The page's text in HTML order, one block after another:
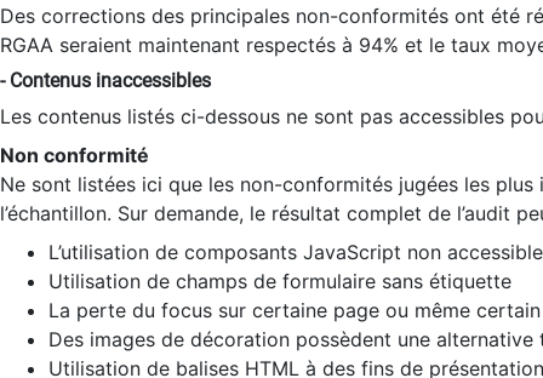
Des corrections des principales non-conformités ont été
RGAA seraient maintenant respectés à 94% et le taux
- Contenus inaccessibles
Les contenus listés ci-dessous ne sont pas accessibles
Non conformité
Ne sont listées ici que les non-conformités jugées les
l’échantillon. Sur demande, le résultat complet de l’audit
L’utilisation de composants JavaScript non
Utilisation de champs de formulaire sans étiquette
La perte du focus sur certaine page ou même
Des images de décoration possèdent une alternative
Utilisation de balises HTML à des fins de